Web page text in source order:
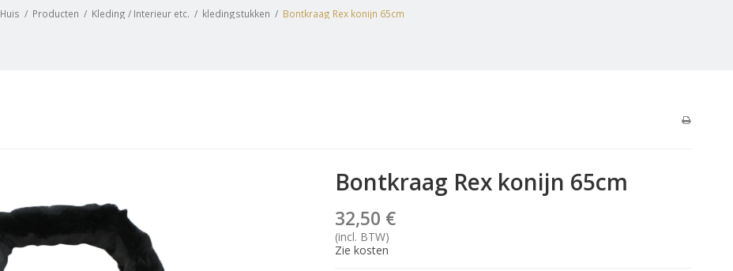
Huis / Producten / Kleding / Interieur etc. / kledingstukken / Bontkraag Rex konijn 65cm
Bontkraag Rex konijn 65cm
32,50 €
(incl. BTW)
Zie kosten